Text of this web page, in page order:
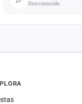
Desconocido